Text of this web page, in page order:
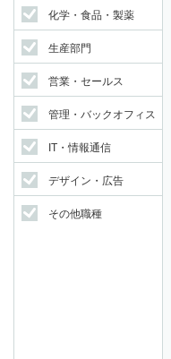
化学・食品・製薬
生産部門
営業・セールス
管理・バックオフィス
IT・情報通信
デザイン・広告
その他職種